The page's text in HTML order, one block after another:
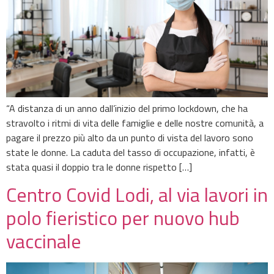
“A distanza di un anno dall’inizio del primo lockdown, che ha
stravolto i ritmi di vita delle famiglie e delle nostre comunità, a
pagare il prezzo più alto da un punto di vista del lavoro sono
state le donne. La caduta del tasso di occupazione, infatti, è
stata quasi il doppio tra le donne rispetto […]
Centro Covid Lodi, al via lavori in
polo fieristico per nuovo hub
vaccinale